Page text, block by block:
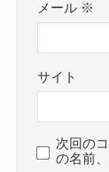
メール ※
サイト
次回の
の名前